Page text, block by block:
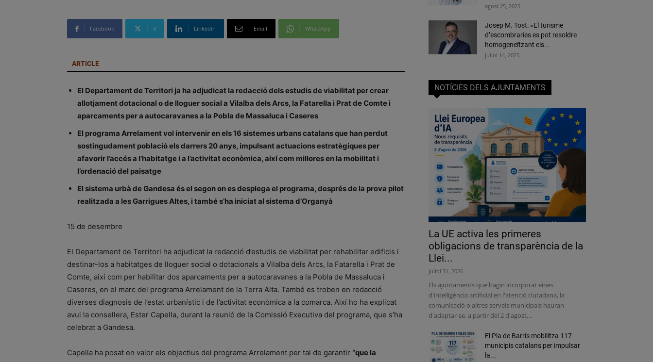
Facebook X Linkedin Email WhatsApp
ARTICLE
El Departament de Territori ja ha adjudicat la redacció dels estudis de viabilitat per crear
allotjament dotacional o de lloguer social a Vilalba dels Arcs, la Fatarella i Prat de Comte i
aparcaments per a autocaravanes a la Pobla de Massaluca i Caseres
El programa Arrelament vol intervenir en els 16 sistemes urbans catalans que han perdut
sostingudament població els darrers 20 anys, impulsant actuacions estratègiques per
afavorir l’accés a l’habitatge i a l’activitat econòmica, així com millores en la mobilitat i
l’ordenació del paisatge
El sistema urbà de Gandesa és el segon on es desplega el programa, després de la prova pilot
realitzada a les Garrigues Altes, i també s’ha iniciat al sistema d’Organyà
15 de desembre
El Departament de Territori ha adjudicat la redacció d’estudis de viabilitat per rehabilitar edificis i
destinar-los a habitatges de lloguer social o dotacionals a Vilalba dels Arcs, la Fatarella i Prat de
Comte, així com per habilitar dos aparcaments per a autocaravanes a la Pobla de Massaluca i
Caseres, en el marc del programa Arrelament de la Terra Alta. També es troben en redacció
diverses diagnosis de l’estat urbanístic i de l’activitat econòmica a la comarca. Així ho ha explicat
avui la consellera, Ester Capella, durant la reunió de la Comissió Executiva del programa, que s’ha
celebrat a Gandesa.
Capella ha posat en valor els objectius del programa Arrelament per tal de garantir “que la
agost 25, 2025
Josep M. Tost: «El turisme
d’escombraries es pot resoldre
homogeneïtzant els...
juliol 14, 2025
NOTÍCIES DELS AJUNTAMENTS
La UE activa les primeres
obligacions de transparència de la
Llei...
juliol 31, 2026
Els ajuntaments que hagin incorporat eines
d'intel·ligència artificial en l'atenció ciutadana, la
comunicació o altres serveis municipals hauran
d'adaptar-se, a partir del 2 d'agost,...
El Pla de Barris mobilitza 117
municipis catalans per impulsar
la...